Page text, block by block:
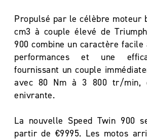
Propulsé par le célèbre moteur
cm3 à couple élevé de
900 combine un caractère
performances et une
fournissant un couple
avec 80 Nm à 3 800 tr/min,
enivrante.
La nouvelle Speed Twin 900
partir de €9995. Les motos